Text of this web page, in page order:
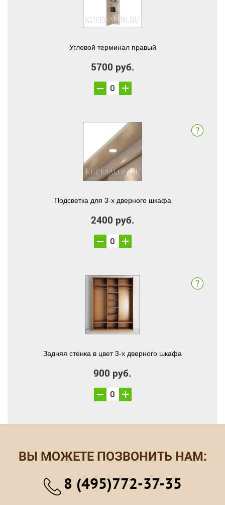
Угловой терминал правый
5700 руб.
Подсветка для 3-х дверного шкафа
2400 руб.
Задняя стенка в цвет 3-х дверного шкафа
900 руб.
ВЫ МОЖЕТЕ ПОЗВОНИТЬ НАМ:
8 (495)772-37-35